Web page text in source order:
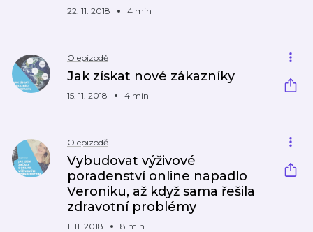
22. 11. 2018 4 min
O epizodě
Jak získat nové zákazníky
15. 11. 2018 4 min
O epizodě
Vybudovat výživové
poradenství online napadlo
Veroniku, až když sama řešila
zdravotní problémy
1. 11. 2018 8 min